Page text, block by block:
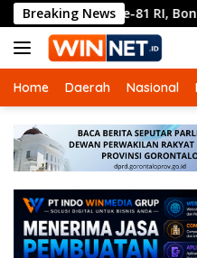
Langsung
ke
konten
Breaking News
81 RI, Bona Paputungan
Home Daerah Nasional